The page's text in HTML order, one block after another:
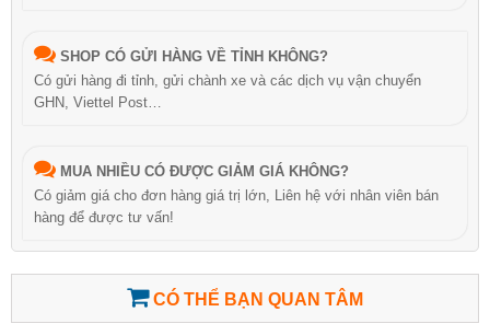
SHOP CÓ GỬI HÀNG VỀ TỈNH KHÔNG?
Có gửi hàng đi tỉnh, gửi chành xe và các dịch vụ vận chuyển
GHN, Viettel Post…
MUA NHIỀU CÓ ĐƯỢC GIẢM GIÁ KHÔNG?
Có giảm giá cho đơn hàng giá trị lớn, Liên hệ với nhân viên bán
hàng để được tư vấn!
CÓ THỂ BẠN QUAN TÂM